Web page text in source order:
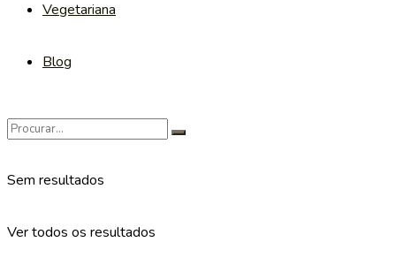
Vegetariana
Blog
Sem resultados
Ver todos os resultados